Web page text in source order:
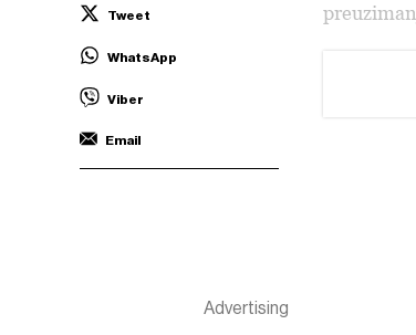
Tweet
WhatsApp
Viber
Email